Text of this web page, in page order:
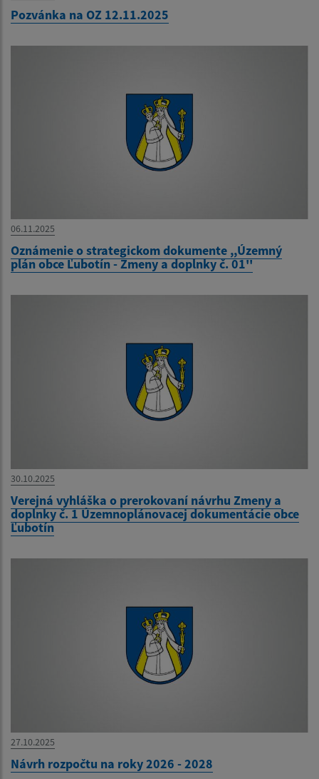
Pozvánka na OZ 12.11.2025
06.11.2025
Oznámenie o strategickom dokumente ,,Územný
plán obce Ľubotín - Zmeny a doplnky č. 01''
30.10.2025
Verejná vyhláška o prerokovaní návrhu Zmeny a
doplnky č. 1 Územnoplánovacej dokumentácie obce
Ľubotín
27.10.2025
Návrh rozpočtu na roky 2026 - 2028